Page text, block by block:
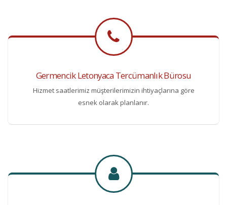
Germencik Letonyaca Tercümanlık Bürosu
Hizmet saatlerimiz müşterilerimizin ihtiyaçlarına göre
esnek olarak planlanır.